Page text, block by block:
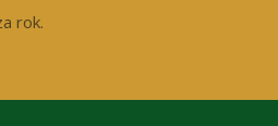
rok.